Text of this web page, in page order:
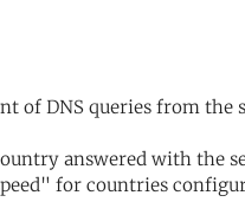
of DNS queries from the
answered with the
for countries